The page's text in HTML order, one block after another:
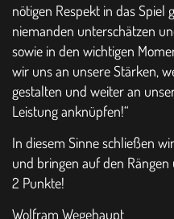
nötigen Respekt in das Spiel
niemanden unterschätzen
sowie in den wichtigen
wir uns an unsere Stärken,
gestalten und weiter an
Leistung anknüpfen!“
In diesem Sinne schließen
und bringen auf den
2 Punkte!
Wolfram Wegehaupt